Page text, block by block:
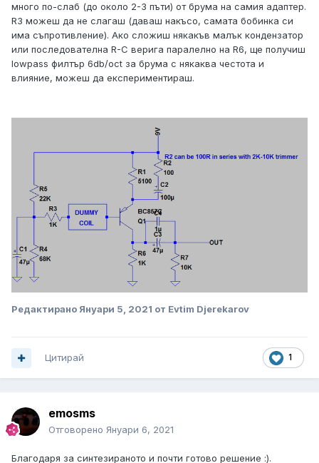
много по-слаб (до около 2-3 пъти) от брума на самия адаптер.
R3 можеш да не слагаш (даваш накъсо, самата бобинка си
има съпротивление). Ако сложиш някакъв малък кондензатор
или последователна R-C верига паралелно на R6, ще получиш
lowpass филтър 6db/oct за брума с някаква честота и
влияние, можеш да експериментираш.
Редактирано Януари 5, 2021 от Evtim Djerekarov
1
Цитирай
emosms
Отговорено Януари 6, 2021
Благодаря за синтезираното и почти готово решение :).